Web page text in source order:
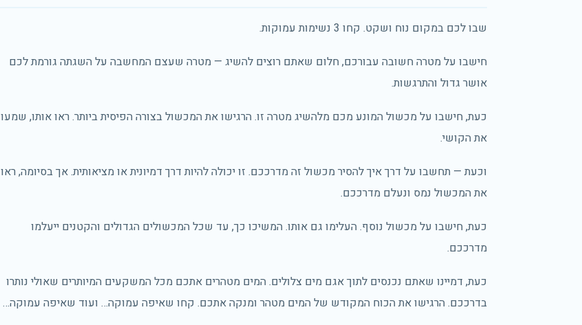
שבו לכם במקום נוח ושקט. קחו 3 נשימות עמוקות.
חישבו על מטרה חשובה עבורכם, חלום שאתם רוצים להשיג — מטרה שעצם המחשבה על השגתה גורמת לכם
אושר גדול והתרגשות.
כעת, חישבו על מכשול המונע מכם מלהשיג מטרה זו. הרגישו את המכשול בצורה הפיסית ביותר. ראו אותו, שמעו
את הקושי.
וכעת — תחשבו על דרך איך להסיר מכשול זה מדרככם. זו יכולה להיות דרך דמיונית או מציאותית. אך בסיומה, ראו
את המכשול נמס ונעלם מדרככם.
כעת, חישבו על מכשול נוסף. העלימו גם אותו. המשיכו כך, עד שכל המכשולים הגדולים והקטנים ייעלמו
מדרככם.
כעת, דמיינו שאתם נכנסים לתוך אגם מים צלולים. המים מטהרים אתכם מכל המשקעים המיותרים שאולי נותרו
בדרככם. הרגישו את הכוח המקודש של המים מטהר ומנקה אתכם. קחו שאיפה עמוקה… ועוד שאיפה עמוקה…